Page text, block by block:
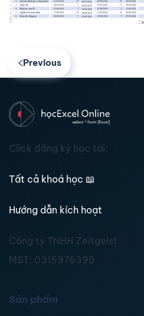
Previous
Click đăng ký học tại:
Tất cả khoá học 📖
Hướng dẫn kích hoạt
Công ty TNHH Zeitgeist
MST: 0315976395
Sản phẩm